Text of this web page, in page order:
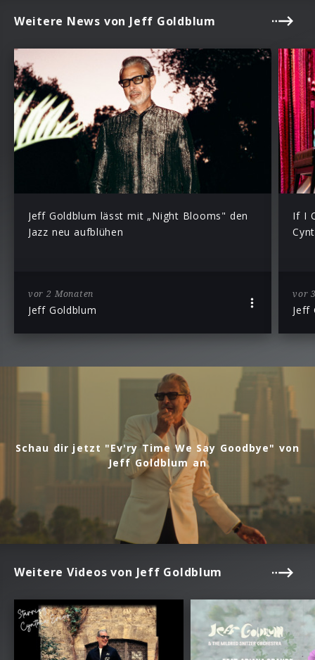
Weitere News von Jeff Goldblum
Jeff Goldblum lässt mit „Night Blooms" den
Jazz neu aufblühen
vor 2 Monaten
Jeff Goldblum
If I
vor
Jeff
Schau dir jetzt "Ev'ry Time We Say Goodbye" von
Jeff Goldblum an
Weitere Videos von Jeff Goldblum